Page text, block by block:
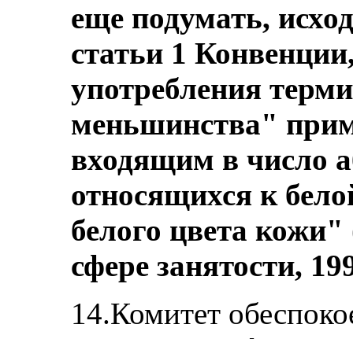
еще подумать,
статьи 1
употребления
меньшинства"
входящим в число
относящихся к
белого цвета
сфере занятости,
14.Комитет